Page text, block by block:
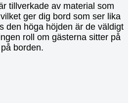
tillverkade av material som
ger dig bord som ser lika
den höga höjden är de väldigt
roll om gästerna sitter på
borden.